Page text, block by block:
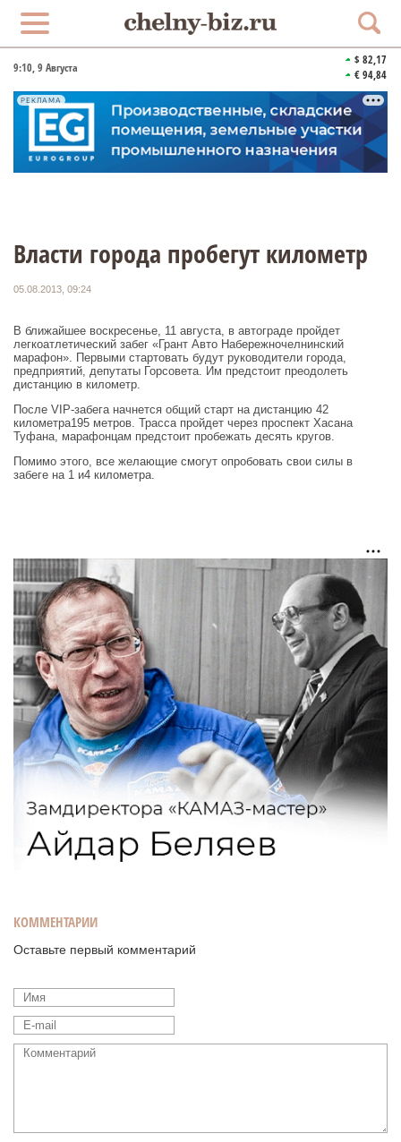
9:10, 9 Августа
$ 82,17
€ 94,84
РЕКЛАМА
Власти города пробегут километр
05.08.2013, 09:24
В ближайшее воскресенье, 11 августа, в автограде пройдет
легкоатлетический забег «Грант Авто Набережночелнинский
марафон». Первыми стартовать будут руководители города,
предприятий, депутаты Горсовета. Им предстоит преодолеть
дистанцию в километр.
После VIP-забега начнется общий старт на дистанцию 42
километра195 метров. Трасса пройдет через проспект Хасана
Туфана, марафонцам предстоит пробежать десять кругов.
Помимо этого, все желающие смогут опробовать свои силы в
забеге на 1 и4 километра.
КОММЕНТАРИИ
Оставьте первый комментарий